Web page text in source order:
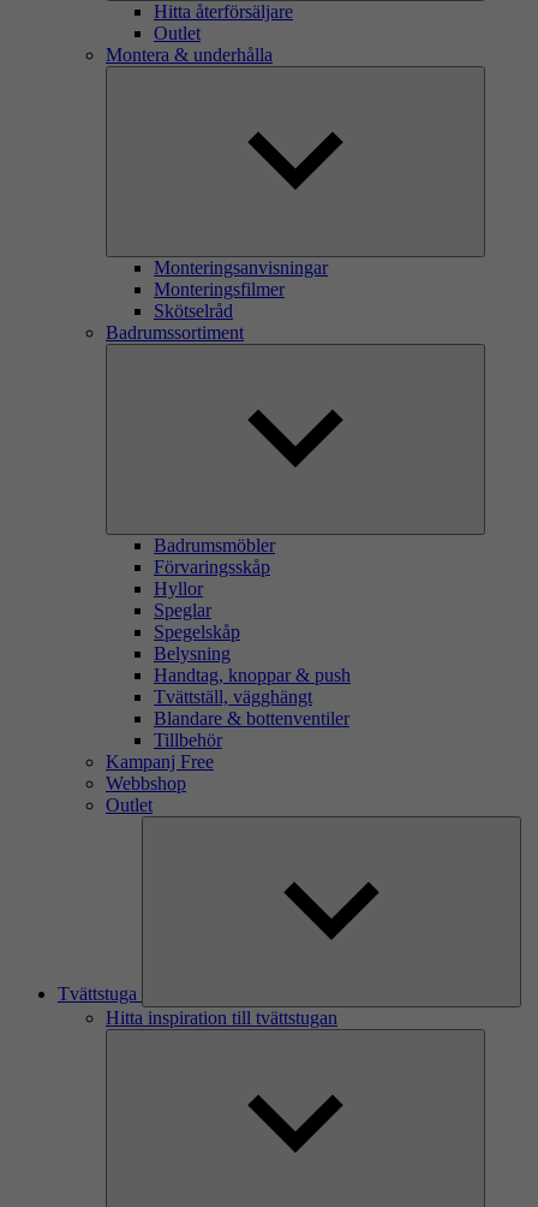
Hitta återförsäljare
Outlet
Montera & underhålla
Monteringsanvisningar
Monteringsfilmer
Skötselråd
Badrumssortiment
Badrumsmöbler
Förvaringsskåp
Hyllor
Speglar
Spegelskåp
Belysning
Handtag, knoppar & push
Tvättställ, vägghängt
Blandare & bottenventiler
Tillbehör
Kampanj Free
Webbshop
Outlet
Tvättstuga
Hitta inspiration till tvättstugan